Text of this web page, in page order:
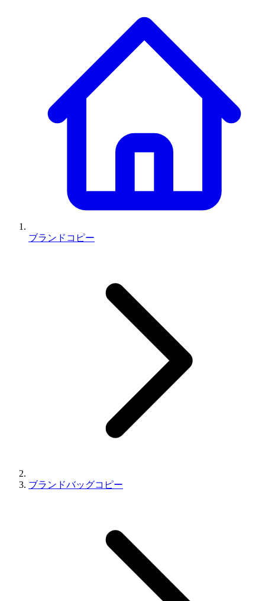
ブランドコピー
ブランドバッグコピー